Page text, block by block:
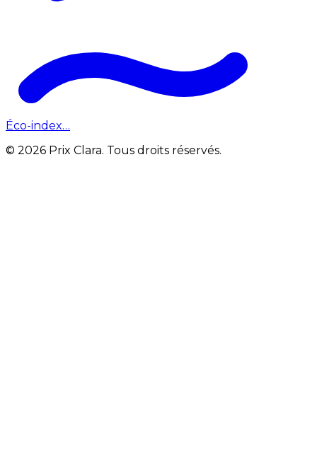
Éco-index…
© 2026 Prix Clara. Tous droits réservés.